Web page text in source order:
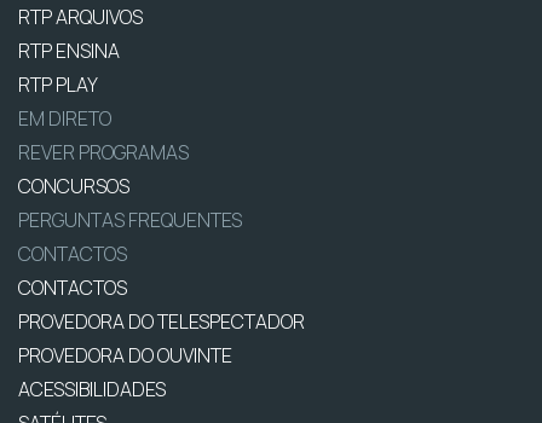
RTP ARQUIVOS
RTP ENSINA
RTP PLAY
EM DIRETO
REVER PROGRAMAS
CONCURSOS
PERGUNTAS FREQUENTES
CONTACTOS
CONTACTOS
PROVEDORA DO TELESPECTADOR
PROVEDORA DO OUVINTE
ACESSIBILIDADES